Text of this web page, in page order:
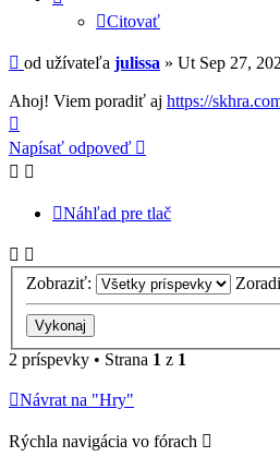
Citovať
Príspevok
od užívateľa julissa » Ut Sep 27,
Ahoj! Viem poradiť aj https://
Napísať odpoveď
Náhľad pre tlač
Zobraziť:
2 príspevky • Strana 1 z 1
Návrat na "Hry"
Rýchla navigácia vo fórach